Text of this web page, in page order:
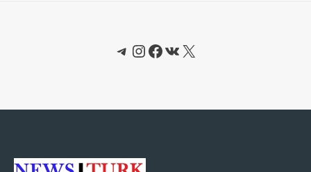
Telegram
Instagram
Facebook
ВКонтакте
X